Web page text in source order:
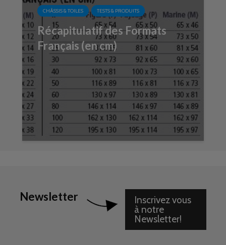
CHÂSSIS & TOILES TESTS & PRODUITS
Récapitulatif des Formats
Français (en cm)
Newsletter
Inscrivez vous
à notre
Newsletter!